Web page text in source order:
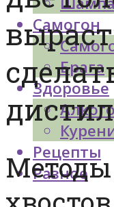
Самогон
Брага
Здоровье
Рецепты
Разное
Методы